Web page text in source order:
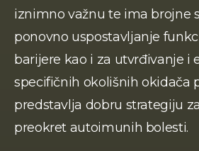
iznimno važnu te ima brojne
ponovno uspostavljanje
barijere kao i za utvrđivanje i
specifičnih okolišnih okidača
predstavlja dobru strategiju
preokret autoimunih bolesti.